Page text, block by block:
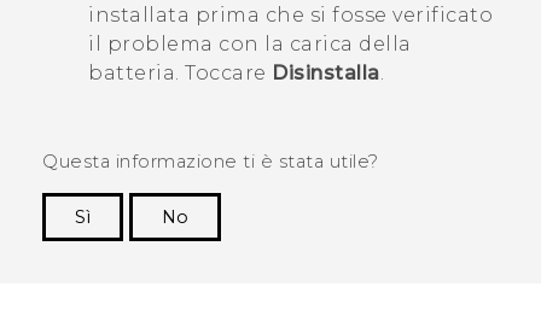
installata prima che si fosse verificato
il problema con la carica della
batteria. Toccare Disinstalla.
Questa informazione ti è stata utile?
Sì
No